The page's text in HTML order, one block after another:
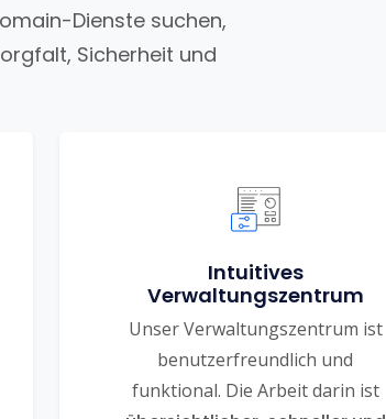
Dienste suchen,
Sicherheit und
Intuitives
Verwaltungszentrum
Unser Verwaltungszentrum ist
benutzerfreundlich und
funktional. Die Arbeit darin ist